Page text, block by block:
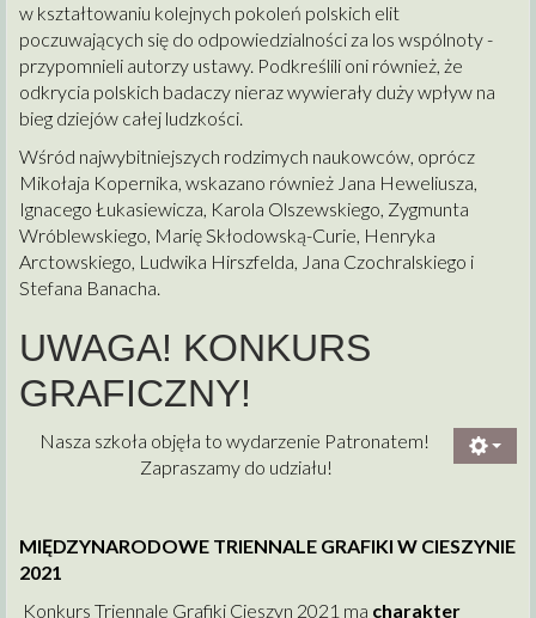
w kształtowaniu kolejnych pokoleń polskich elit
poczuwających się do odpowiedzialności za los wspólnoty -
przypomnieli autorzy ustawy. Podkreślili oni również, że
odkrycia polskich badaczy nieraz wywierały duży wpływ na
bieg dziejów całej ludzkości.
Wśród najwybitniejszych rodzimych naukowców, oprócz
Mikołaja Kopernika, wskazano również Jana Heweliusza,
Ignacego Łukasiewicza, Karola Olszewskiego, Zygmunta
Wróblewskiego, Marię Skłodowską-Curie, Henryka
Arctowskiego, Ludwika Hirszfelda, Jana Czochralskiego i
Stefana Banacha.
UWAGA! KONKURS
GRAFICZNY!
Nasza szkoła objęła to wydarzenie Patronatem!
Zapraszamy do udziału!
MIĘDZYNARODOWE TRIENNALE GRAFIKI W CIESZYNIE
2021
Konkurs Triennale Grafiki Cieszyn 2021 ma charakter